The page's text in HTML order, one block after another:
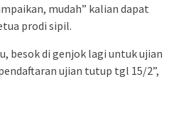
mudah” kalian dapat
prodi sipil.
besok di genjok lagi untuk ujian
ujian tutup tgl 15/2”,